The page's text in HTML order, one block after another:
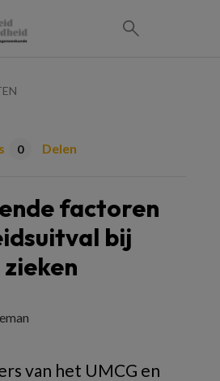
0 Delen
factoren
bij
van het UMCG en